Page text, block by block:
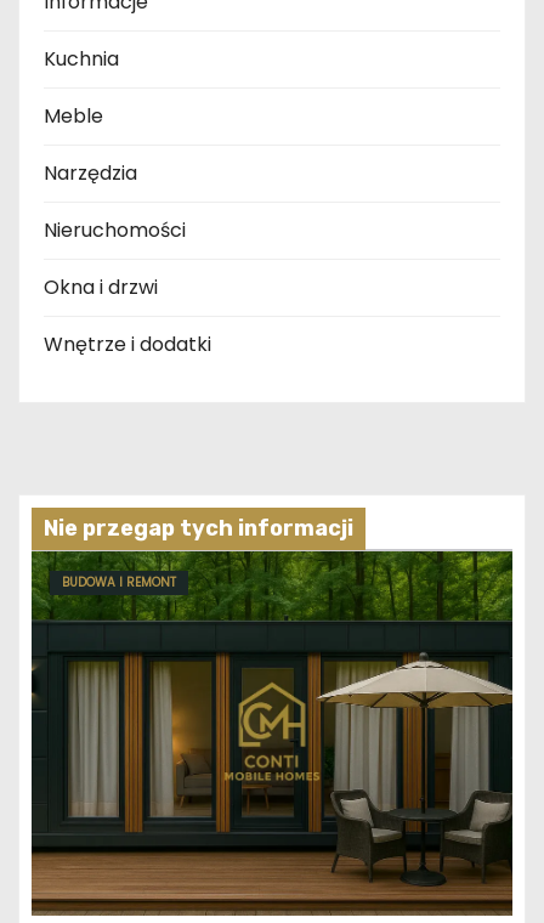
Kuchnia
Meble
Narzędzia
Nieruchomości
Okna i drzwi
Wnętrze i dodatki
Nie przegap tych informacji
BUDOWA I REMONT